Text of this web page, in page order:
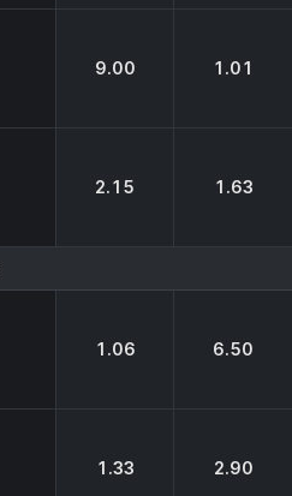
9.00 1.01
2.15 1.63
1.06 6.50
1.33 2.90